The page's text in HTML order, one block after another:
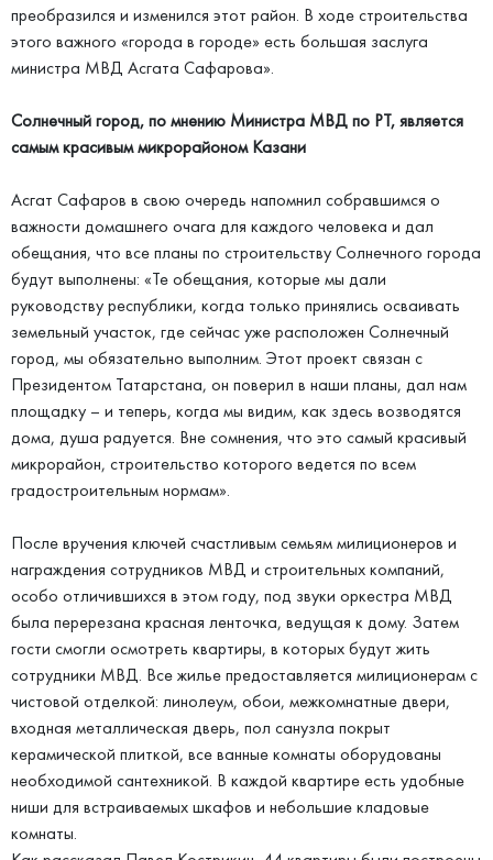
преобразился и изменился этот район. В ходе строительства
этого важного «города в городе» есть большая заслуга
министра МВД Асгата Сафарова».
Солнечный город, по мнению Министра МВД по РТ, является
самым красивым микрорайоном Казани
Асгат Сафаров в свою очередь напомнил собравшимся о
важности домашнего очага для каждого человека и дал
обещания, что все планы по строительству Солнечного города
будут выполнены: «Те обещания, которые мы дали
руководству республики, когда только принялись осваивать
земельный участок, где сейчас уже расположен Солнечный
город, мы обязательно выполним. Этот проект связан с
Президентом Татарстана, он поверил в наши планы, дал нам
площадку – и теперь, когда мы видим, как здесь возводятся
дома, душа радуется. Вне сомнения, что это самый красивый
микрорайон, строительство которого ведется по всем
градостроительным нормам».
После вручения ключей счастливым семьям милиционеров и
награждения сотрудников МВД и строительных компаний,
особо отличившихся в этом году, под звуки оркестра МВД
была перерезана красная ленточка, ведущая к дому. Затем
гости смогли осмотреть квартиры, в которых будут жить
сотрудники МВД. Все жилье предоставляется милиционерам с
чистовой отделкой: линолеум, обои, межкомнатные двери,
входная металлическая дверь, пол санузла покрыт
керамической плиткой, все ванные комнаты оборудованы
необходимой сантехникой. В каждой квартире есть удобные
ниши для встраиваемых шкафов и небольшие кладовые
комнаты.